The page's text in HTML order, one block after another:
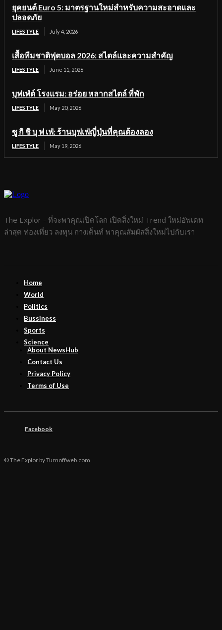
ยุคยนต์ Euro 5: มาตรฐานใหม่สำหรับความสะอาดและ
ปลอดภัย
LIFESTYLE July 4, 2026
เสื้อทีมชาติฟุตบอล 2026: สไตล์และความสำคัญ
LIFESTYLE June 11, 2026
บุฟเฟ่ต์ โรงแรม: อร่อย หลากสไตล์ ที่พัก
LIFESTYLE May 20, 2026
ซู กิ ชิ บุ ฟ เฟ่: ร้านบุฟเฟ่ญี่ปุ่นที่คุณต้องลอง
LIFESTYLE May 19, 2026
The Explor - ที่จะพาคุณเปิดโลก เปิดสิ่งใหม่ Trend ใหม่อัพเดท
ล่าสุด ท่องเที่ยว ลงทุน กางเต็นท์ พาคุณสัมผัสสิ่งใหม่ไปกับเรา
Home
World
Politics
Bussiness
Sports
Science
About NewsHub
Contact Us
Privacy Policy
Terms of Use
Facebook
© The Explor by Turnoffweb.com